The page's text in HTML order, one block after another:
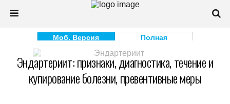
Моб. Версия Полная
Эндартериит: признаки, диагностика, течение и
купирование болезни, превентивные меры